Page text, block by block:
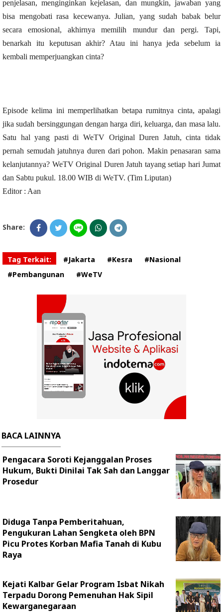
penjelasan, menginginkan kejelasan, dan mungkin, jawaban yang
bisa mengobati rasa kecewanya. Julian, yang sudah babak belur
secara emosional, akhirnya memilih mundur dan pergi. Tapi,
benarkah itu keputusan akhir? Atau ini hanya jeda sebelum ia
kembali memperjuangkan cinta?
Episode kelima ini memperlihatkan betapa rumitnya cinta, apalagi
jika sudah bersinggungan dengan harga diri, keluarga, dan masa lalu.
Satu hal yang pasti di WeTV Original Duren Jatuh, cinta tidak
pernah semudah jatuhnya duren dari pohon. Makin penasaran sama
kelanjutannya? WeTV Original Duren Jatuh tayang setiap hari Jumat
dan Sabtu pukul. 18.00 WIB di WeTV. (Tim Liputan)
Editor : Aan
Share:
Tag Terkait: #Jakarta #Kesra
#Nasional
#Pembangunan
#WeTV
BACA LAINNYA
Pengacara Soroti Kejanggalan Proses
Hukum, Bukti Dinilai Tak Sah dan Langgar
Prosedur
Diduga Tanpa Pemberitahuan,
Pengukuran Lahan Sengketa oleh BPN
Picu Protes Korban Mafia Tanah di Kubu
Raya
Kejati Kalbar Gelar Program Isbat Nikah
Terpadu Dorong Pemenuhan Hak Sipil
Kewarganegaraan